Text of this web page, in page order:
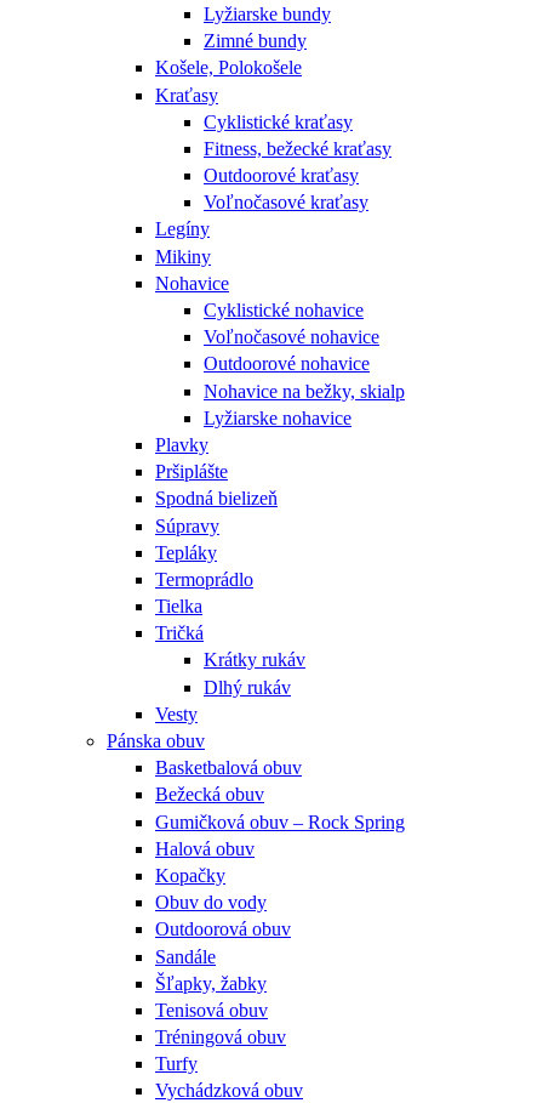
Lyžiarske bundy
Zimné bundy
Košele, Polokošele
Kraťasy
Cyklistické kraťasy
Fitness, bežecké kraťasy
Outdoorové kraťasy
Voľnočasové kraťasy
Legíny
Mikiny
Nohavice
Cyklistické nohavice
Voľnočasové nohavice
Outdoorové nohavice
Nohavice na bežky, skialp
Lyžiarske nohavice
Plavky
Pršiplášte
Spodná bielizeň
Súpravy
Tepláky
Termoprádlo
Tielka
Tričká
Krátky rukáv
Dlhý rukáv
Vesty
Pánska obuv
Basketbalová obuv
Bežecká obuv
Gumičková obuv – Rock Spring
Halová obuv
Kopačky
Obuv do vody
Outdoorová obuv
Sandále
Šľapky, žabky
Tenisová obuv
Tréningová obuv
Turfy
Vychádzková obuv